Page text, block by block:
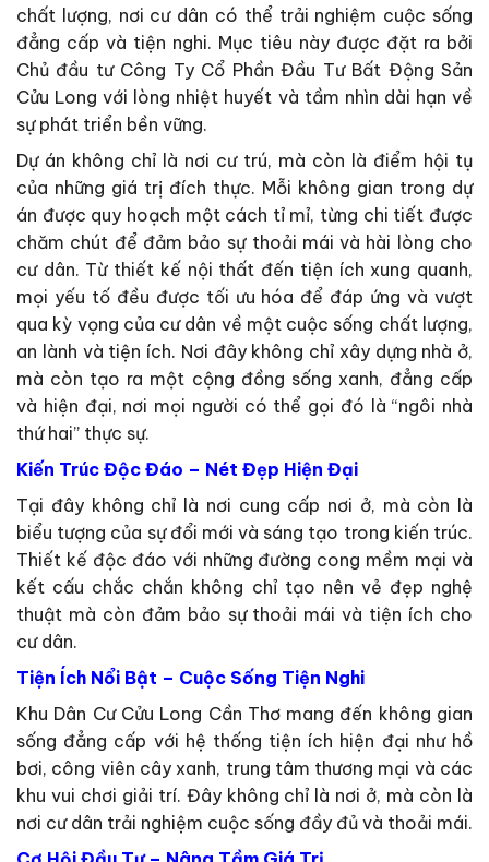
chất lượng, nơi cư dân có thể trải nghiệm cuộc sống
đẳng cấp và tiện nghi. Mục tiêu này được đặt ra bởi
Chủ đầu tư Công Ty Cổ Phần Đầu Tư Bất Động Sản
Cửu Long với lòng nhiệt huyết và tầm nhìn dài hạn về
sự phát triển bền vững.
Dự án không chỉ là nơi cư trú, mà còn là điểm hội tụ
của những giá trị đích thực. Mỗi không gian trong dự
án được quy hoạch một cách tỉ mỉ, từng chi tiết được
chăm chút để đảm bảo sự thoải mái và hài lòng cho
cư dân. Từ thiết kế nội thất đến tiện ích xung quanh,
mọi yếu tố đều được tối ưu hóa để đáp ứng và vượt
qua kỳ vọng của cư dân về một cuộc sống chất lượng,
an lành và tiện ích. Nơi đây không chỉ xây dựng nhà ở,
mà còn tạo ra một cộng đồng sống xanh, đẳng cấp
và hiện đại, nơi mọi người có thể gọi đó là “ngôi nhà
thứ hai” thực sự.
Kiến Trúc Độc Đáo – Nét Đẹp Hiện Đại
Tại đây không chỉ là nơi cung cấp nơi ở, mà còn là
biểu tượng của sự đổi mới và sáng tạo trong kiến trúc.
Thiết kế độc đáo với những đường cong mềm mại và
kết cấu chắc chắn không chỉ tạo nên vẻ đẹp nghệ
thuật mà còn đảm bảo sự thoải mái và tiện ích cho
cư dân.
Tiện Ích Nổi Bật – Cuộc Sống Tiện Nghi
Khu Dân Cư Cửu Long Cần Thơ mang đến không gian
sống đẳng cấp với hệ thống tiện ích hiện đại như hồ
bơi, công viên cây xanh, trung tâm thương mại và các
khu vui chơi giải trí. Đây không chỉ là nơi ở, mà còn là
nơi cư dân trải nghiệm cuộc sống đầy đủ và thoải mái.